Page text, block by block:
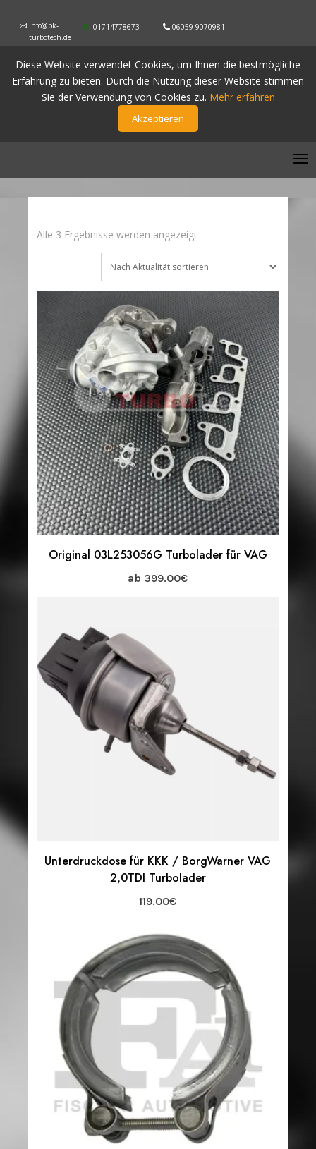
info@pk-
turbotech.de
Diese Website verwendet Cookies, um Ihnen die bestmögliche
Erfahrung zu bieten. Durch die Nutzung dieser Website stimmen
Sie der Verwendung von Cookies zu. Mehr erfahren
Akzeptieren
01714778673 06059 9070981
Alle 3 Ergebnisse werden angezeigtNach
Aktualität
sortiert
Original 03L253056G Turbolader für VAG
ab 399.00€
Unterdruckdose für KKK / BorgWarner VAG
2,0TDI Turbolader
119.00€